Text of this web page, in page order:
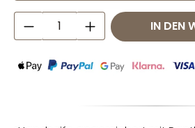
Produkt Anzahl: Gib
IN DEN